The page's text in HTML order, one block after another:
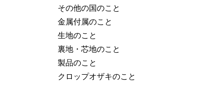
その他の国のこと
金属付属のこと
生地のこと
裏地・芯地のこと
製品のこと
クロップオザキのこと